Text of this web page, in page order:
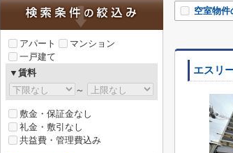
空室物件
エスリ
アパート
マンション
一戸建て
▼賃料
～
敷金・保証金なし
礼金・敷引なし
共益費・管理費込み